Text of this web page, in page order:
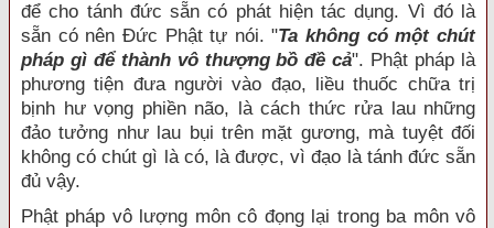
để cho tánh đức sẵn có phát hiện tác dụng. Vì đó là
sẵn có nên Đức Phật tự nói. "Ta không có một chút
pháp gì để thành vô thượng bồ đề cả". Phật pháp là
phương tiện đưa người vào đạo, liều thuốc chữa trị
bịnh hư vọng phiền não, là cách thức rửa lau những
đảo tưởng như lau bụi trên mặt gương, mà tuyệt đối
không có chút gì là có, là được, vì đạo là tánh đức sẵn
đủ vậy.
Phật pháp vô lượng môn cô đọng lại trong ba môn vô